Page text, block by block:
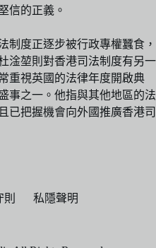
信的正義。
制度正逐步被行政專權蠶食，
淦堃則對香港司法制度有另一
重視英國的法律年度開啟典
事之一。他指與其他地區的法
已把握機會向外國推廣香港司
私隱聲明